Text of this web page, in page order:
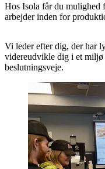
Hos Isola får du mulighed
arbejder inden for
Vi leder efter dig, der har
videreudvikle dig i et miljø
beslutningsveje.